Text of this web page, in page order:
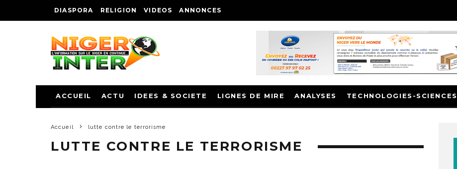
DIASPORA RELIGION VIDEOS ANNONCES
ACCUEIL ACTU IDEES & SOCIETE LIGNES DE MIRE ANALYSES TECHNOLOGIES-SCIENCES
Accueil lutte contre le terrorisme
LUTTE CONTRE LE TERRORISME